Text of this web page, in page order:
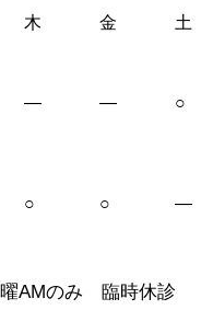
木 金 土
— — ○
○ ○ —
曜AMのみ 臨時休診